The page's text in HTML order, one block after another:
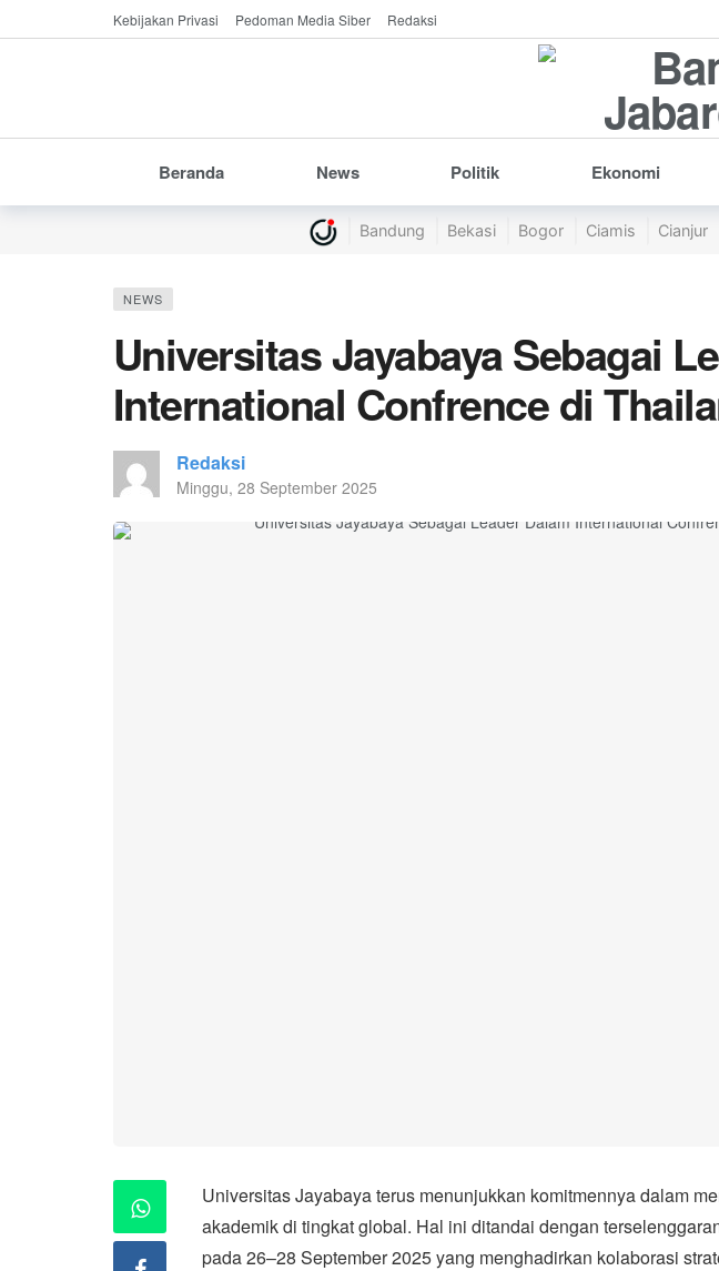
Kebijakan Privasi Pedoman Media Siber Redaksi
Beranda News Politik Ekonomi
Bandung Bekasi Bogor Ciamis Cianjur
NEWS
Universitas Jayabaya Sebagai
International Confrence di
Redaksi
Minggu, 28 September 2025
Universitas Jayabaya terus menunjukkan komitmennya dalam
akademik di tingkat global. Hal ini ditandai dengan
pada 26–28 September 2025 yang menghadirkan kolaborasi